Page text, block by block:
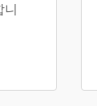
니